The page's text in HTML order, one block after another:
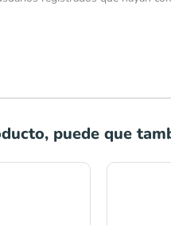
puede que